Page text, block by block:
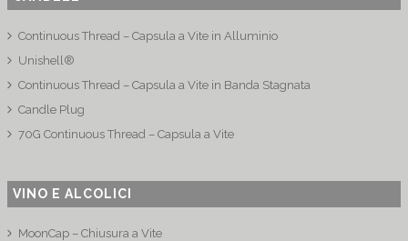
Continuous Thread – Capsula a Vite in Alluminio
Unishell®
Continuous Thread – Capsula a Vite in Banda Stagnata
Candle Plug
70G Continuous Thread – Capsula a Vite
VINO E ALCOLICI
MoonCap – Chiusura a Vite